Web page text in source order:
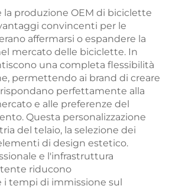
acciaio, un ottimo
regalo
la produzione OEM di biciclette
convincenti per le
affermarsi o espandere la
mercato delle biciclette. In
una completa flessibilità
permettendo ai brand di creare
perfettamente alla
e alle preferenze del
Questa personalizzazione
del telaio, la selezione dei
di design estetico.
e l'infrastruttura
riducono
tempi di immissione sul